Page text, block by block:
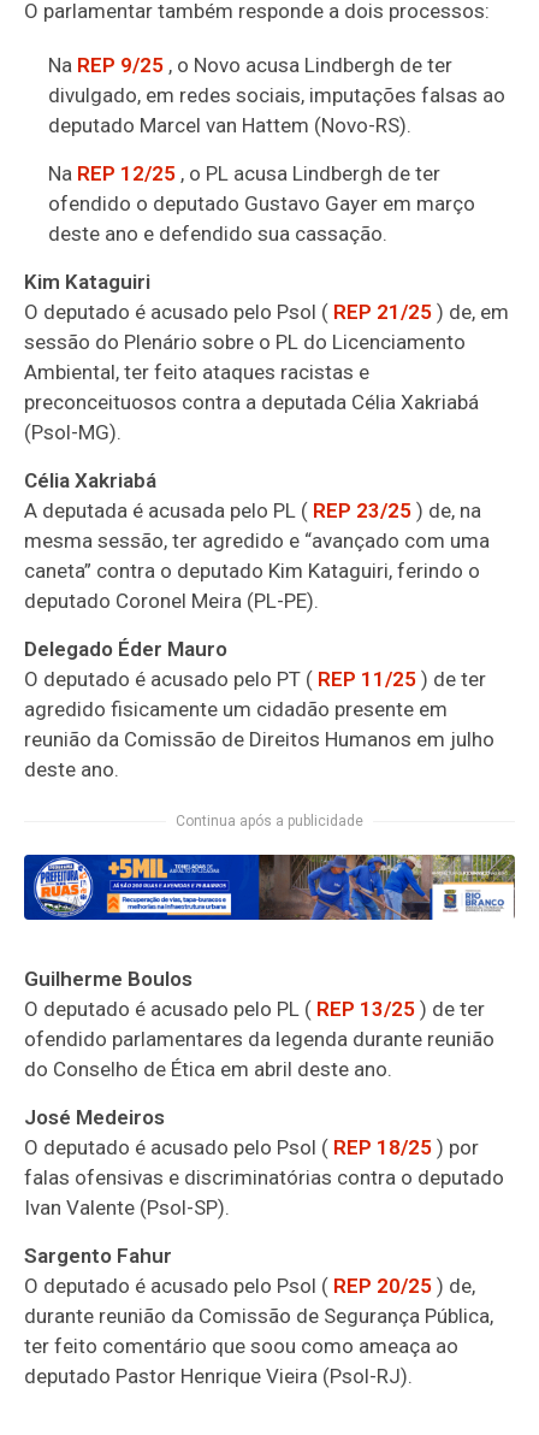
O parlamentar também responde a dois processos:
Na REP 9/25 , o Novo acusa Lindbergh de ter
divulgado, em redes sociais, imputações falsas ao
deputado Marcel van Hattem (Novo-RS).
Na REP 12/25 , o PL acusa Lindbergh de ter
ofendido o deputado Gustavo Gayer em março
deste ano e defendido sua cassação.
Kim Kataguiri
O deputado é acusado pelo Psol ( REP 21/25 ) de, em
sessão do Plenário sobre o PL do Licenciamento
Ambiental, ter feito ataques racistas e
preconceituosos contra a deputada Célia Xakriabá
(Psol-MG).
Célia Xakriabá
A deputada é acusada pelo PL ( REP 23/25 ) de, na
mesma sessão, ter agredido e “avançado com uma
caneta” contra o deputado Kim Kataguiri, ferindo o
deputado Coronel Meira (PL-PE).
Delegado Éder Mauro
O deputado é acusado pelo PT ( REP 11/25 ) de ter
agredido fisicamente um cidadão presente em
reunião da Comissão de Direitos Humanos em julho
deste ano.
Continua após a publicidade
Guilherme Boulos
O deputado é acusado pelo PL ( REP 13/25 ) de ter
ofendido parlamentares da legenda durante reunião
do Conselho de Ética em abril deste ano.
José Medeiros
O deputado é acusado pelo Psol ( REP 18/25 ) por
falas ofensivas e discriminatórias contra o deputado
Ivan Valente (Psol-SP).
Sargento Fahur
O deputado é acusado pelo Psol ( REP 20/25 ) de,
durante reunião da Comissão de Segurança Pública,
ter feito comentário que soou como ameaça ao
deputado Pastor Henrique Vieira (Psol-RJ).